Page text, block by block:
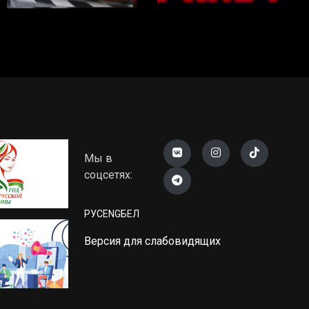
Мы в
соцсетях:
РУСENGБЕЛ
Версия для слабовидящих